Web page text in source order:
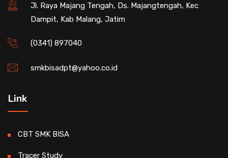
Jl. Raya Majang Tengah, Ds. Majangtengah, Kec
Dampit, Kab Malang, Jatim
(0341) 897040
smkbisadpt@yahoo.co.id
Link
CBT SMK BISA
Tracer Study